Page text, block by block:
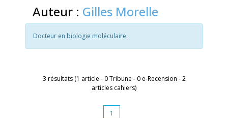
Auteur : Gilles Morelle
Docteur en biologie moléculaire.
3 résultats (1 article - 0 Tribune - 0 e-Recension - 2
articles cahiers)
1